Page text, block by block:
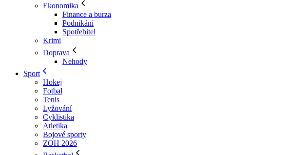
Ekonomika
Finance a burza
Podnikání
Spotřebitel
Krimi
Doprava
Nehody
Sport
Hokej
Fotbal
Tenis
Lyžování
Cyklistika
Atletika
Bojové sporty
ZOH 2026